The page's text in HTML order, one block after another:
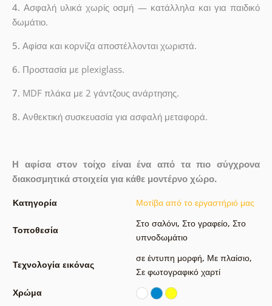
4.Ασφαλή υλικά χωρίς οσμή — κατάλληλα και για παιδικό
δωμάτιο.
5. Αφίσα και κορνίζα αποστέλλονται χωριστά.
6. Προστασία με plexiglass.
7. MDF πλάκα με 2 γάντζους ανάρτησης.
8. Ανθεκτική συσκευασία για ασφαλή μεταφορά.
Η αφίσα στον τοίχο είναι ένα από τα πιο σύγχρονα
διακοσμητικά στοιχεία για κάθε μοντέρνο χώρο.
Κατηγορία Μοτίβα από το εργαστήριό μας
Τοποθεσία
Στο σαλόνι, Στο γραφείο, Στο
υπνοδωμάτιο
Τεχνολογία εικόνας
σε έντυπη μορφή, Με πλαίσιο,
Σε φωτογραφικό χαρτί
Χρώμα